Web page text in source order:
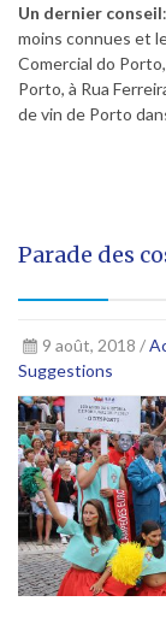
Un dernier conseil
moins connues et
Comercial do
Porto, à Rua
de vin de Porto
Parade des
9 août, 2018 /
Suggestions